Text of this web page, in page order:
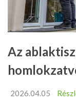
Az
2026.04.05